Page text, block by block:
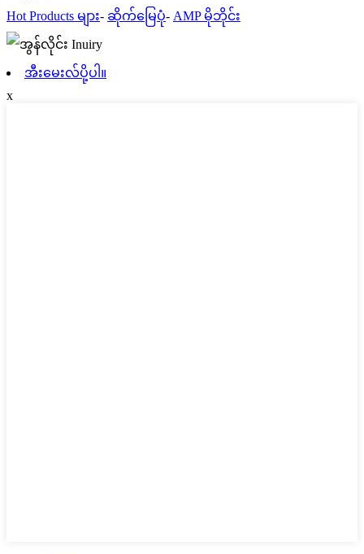
Hot Products များ- ဆိုက်မြေပုံ- AMP မိုဘိုင်း
အီးမေးလ်ပို့ပါ။
x